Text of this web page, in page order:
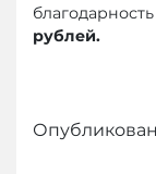
рублей.